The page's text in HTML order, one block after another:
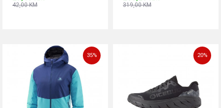
42,00KM 319,00KM
35% 20%